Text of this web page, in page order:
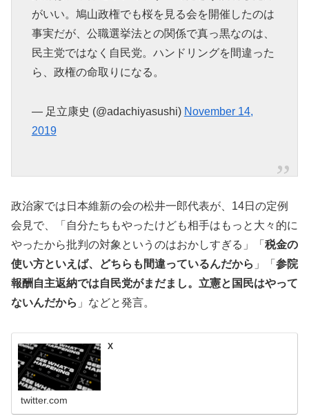
がいい。鳩山政権でも桜を見る会を開催したのは
事実だが、公職選挙法との関係で真っ黒なのは、
民主党ではなく自民党。ハンドリングを間違った
ら、政権の命取りになる。
— 足立康史 (@adachiyasushi) November 14,
2019
政治家では日本維新の会の松井一郎代表が、14日の定例
会見で、「自分たちもやったけども相手はもっと大々的に
やったから批判の対象というのはおかしすぎる」「 税金の
使い方といえば、どちらも間違っているんだから 」「 参院
報酬自主返納では自民党がまだまし。立憲と国民はやって
ないんだから 」などと発言。
X
twitter.com